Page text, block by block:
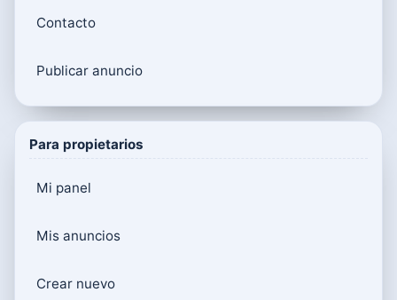
Contacto
Publicar anuncio
Para propietarios
Mi panel
Mis anuncios
Crear nuevo